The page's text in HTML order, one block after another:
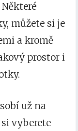
můžete si je
a kromě
prostor i
už na
vyberete